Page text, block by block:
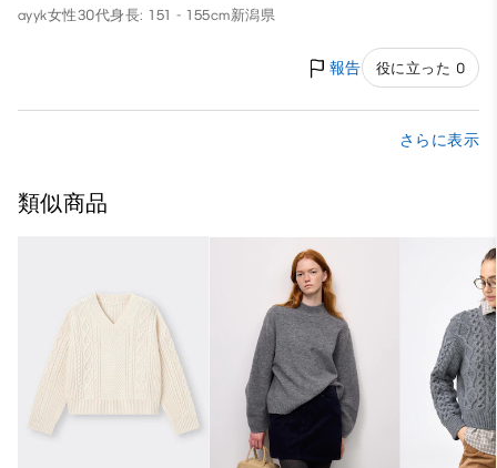
ayyk女性30代身長: 151 - 155cm新潟県
報告 役に立った 0
さらに表示
類似商品